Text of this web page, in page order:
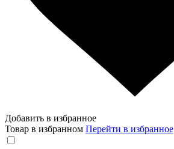
Добавить в избранное
Товар в избранном Перейти в избранное